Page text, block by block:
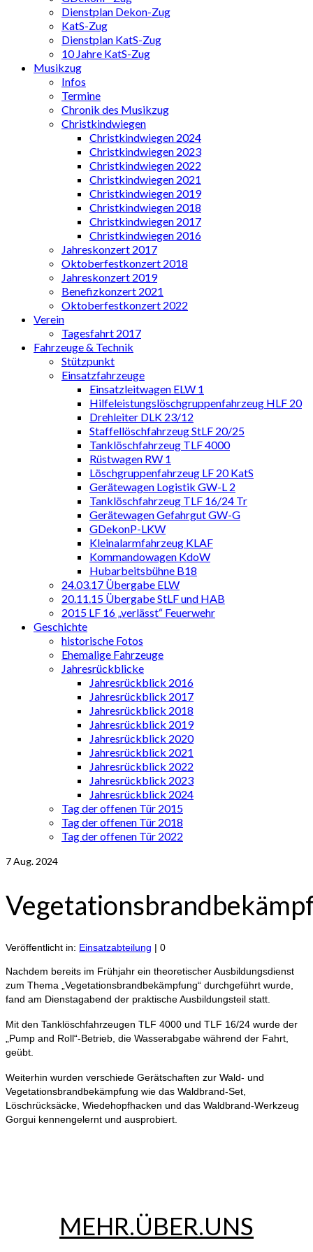
Dienstplan Dekon-Zug
KatS-Zug
Dienstplan KatS-Zug
10 Jahre KatS-Zug
Musikzug
Infos
Termine
Chronik des Musikzug
Christkindwiegen
Christkindwiegen 2024
Christkindwiegen 2023
Christkindwiegen 2022
Christkindwiegen 2021
Christkindwiegen 2019
Christkindwiegen 2018
Christkindwiegen 2017
Christkindwiegen 2016
Jahreskonzert 2017
Oktoberfestkonzert 2018
Jahreskonzert 2019
Benefizkonzert 2021
Oktoberfestkonzert 2022
Verein
Tagesfahrt 2017
Fahrzeuge & Technik
Stützpunkt
Einsatzfahrzeuge
Einsatzleitwagen ELW 1
Hilfeleistungslöschgruppenfahrzeug HLF 20
Drehleiter DLK 23/12
Staffellöschfahrzeug StLF 20/25
Tanklöschfahrzeug TLF 4000
Rüstwagen RW 1
Löschgruppenfahrzeug LF 20 KatS
Gerätewagen Logistik GW-L 2
Tanklöschfahrzeug TLF 16/24 Tr
Gerätewagen Gefahrgut GW-G
GDekonP-LKW
Kleinalarmfahrzeug KLAF
Kommandowagen KdoW
Hubarbeitsbühne B18
24.03.17 Übergabe ELW
20.11.15 Übergabe StLF und HAB
2015 LF 16 „verlässt“ Feuerwehr
Geschichte
historische Fotos
Ehemalige Fahrzeuge
Jahresrückblicke
Jahresrückblick 2016
Jahresrückblick 2017
Jahresrückblick 2018
Jahresrückblick 2019
Jahresrückblick 2020
Jahresrückblick 2021
Jahresrückblick 2022
Jahresrückblick 2023
Jahresrückblick 2024
Tag der offenen Tür 2015
Tag der offenen Tür 2018
Tag der offenen Tür 2022
7Aug. 2024
Veröffentlicht in: Einsatzabteilung | 0
Nachdem bereits im Frühjahr ein theoretischer Ausbildungsdienst
zum Thema „Vegetationsbrandbekämpfung“ durchgeführt wurde,
fand am Dienstagabend der praktische Ausbildungsteil statt.
Mit den Tanklöschfahrzeugen TLF 4000 und TLF 16/24 wurde der
„Pump and Roll“-Betrieb, die Wasserabgabe während der Fahrt,
geübt.
Weiterhin wurden verschiede Gerätschaften zur Wald- und
Vegetationsbrandbekämpfung wie das Waldbrand-Set,
Löschrücksäcke, Wiedehopfhacken und das Waldbrand-Werkzeug
Gorgui kennengelernt und ausprobiert.
MEHR.ÜBER.UNS